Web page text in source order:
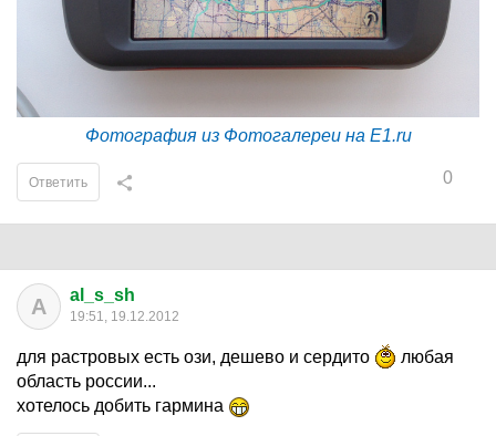
Фотография из Фотогалереи на E1.ru
0
Ответить
A al_s_sh
19:51, 19.12.2012
для растровых есть ози, дешево и сердито
любая
область россии...
хотелось добить гармина